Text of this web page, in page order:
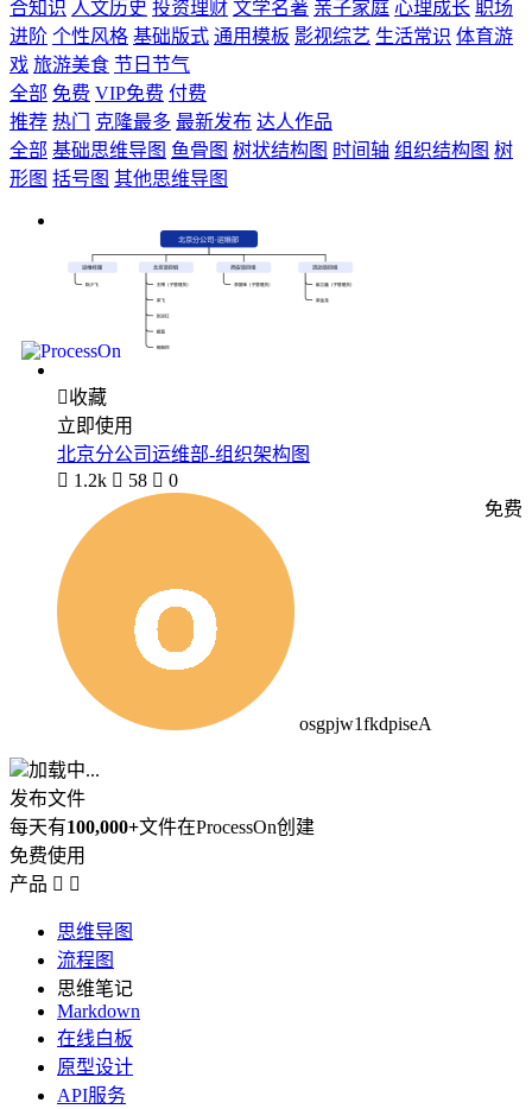
合知识 人文历史 投资理财 文学名著 亲子家庭 心理成长 职场
进阶 个性风格 基础版式 通用模板 影视综艺 生活常识 体育游
戏 旅游美食 节日节气
全部 免费 VIP免费 付费
推荐 热门 克隆最多 最新发布 达人作品
全部 基础思维导图 鱼骨图 树状结构图 时间轴 组织结构图 树
形图 括号图 其他思维导图
收藏
立即使用
北京分公司运维部-组织架构图
 1.2k  58  0
osgpjw1fkdpiseA
免费
加载中...
发布文件
每天有100,000+文件在ProcessOn创建
免费使用
产品  
思维导图
流程图
思维笔记
Markdown
在线白板
原型设计
API服务